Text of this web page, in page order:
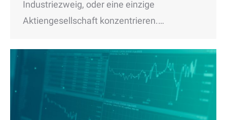
Industriezweig, oder eine einzige
Aktiengesellschaft konzentrieren.…